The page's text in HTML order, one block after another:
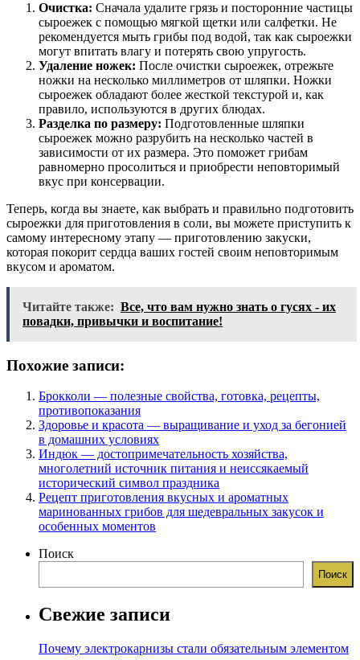
Очистка: Сначала удалите грязь и посторонние частицы
сыроежек с помощью мягкой щетки или салфетки. Не
рекомендуется мыть грибы под водой, так как сыроежки
могут впитать влагу и потерять свою упругость.
Удаление ножек: После очистки сыроежек, отрежьте
ножки на несколько миллиметров от шляпки. Ножки
сыроежек обладают более жесткой текстурой и, как
правило, используются в других блюдах.
Разделка по размеру: Подготовленные шляпки
сыроежек можно разрубить на несколько частей в
зависимости от их размера. Это поможет грибам
равномерно просолиться и приобрести неповторимый
вкус при консервации.
Теперь, когда вы знаете, как выбрать и правильно подготовить
сыроежки для приготовления в соли, вы можете приступить к
самому интересному этапу — приготовлению закуски,
которая покорит сердца ваших гостей своим неповторимым
вкусом и ароматом.
Читайте также: Все, что вам нужно знать о гусях - их
повадки, привычки и воспитание!
Похожие записи:
Брокколи — полезные свойства, готовка, рецепты,
противопоказания
Здоровье и красота — выращивание и уход за бегонией
в домашних условиях
Индюк — достопримечательность хозяйства,
многолетний источник питания и неиссякаемый
исторический символ праздника
Рецепт приготовления вкусных и ароматных
маринованных грибов для шедевральных закусок и
особенных моментов
Поиск
Поиск
Свежие записи
Почему электрокарнизы стали обязательным элементом